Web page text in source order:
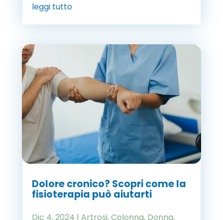
leggi tutto
Dolore cronico? Scopri come la
fisioterapia può aiutarti
Dic 4, 2024 | Artrosi,Colonna, Donna,